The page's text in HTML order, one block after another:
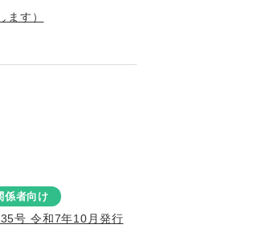
ます）
係者向け
号 令和7年10月発行